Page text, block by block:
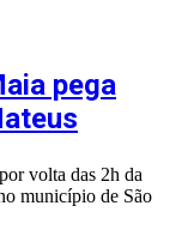
pega
volta das 2h da
município de São